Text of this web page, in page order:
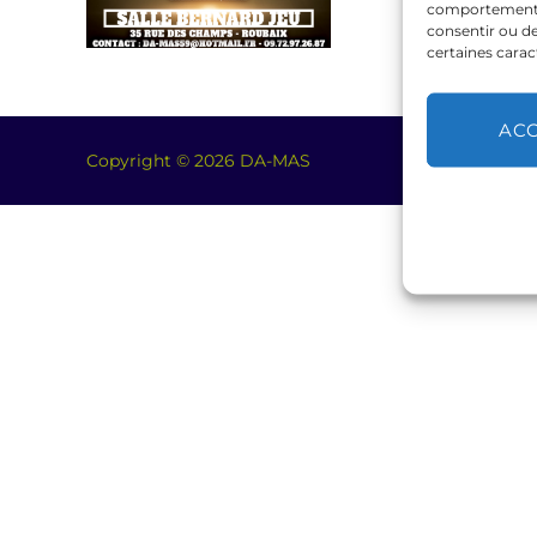
comportement
consentir ou
certaines
Copyright © 2026 DA-MAS